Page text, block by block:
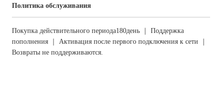
Политика обслуживания
Покупка действительного периода180день ｜ Поддержка
пополнения ｜ Активация после первого подключения к сети ｜
Возвраты не поддерживаются.